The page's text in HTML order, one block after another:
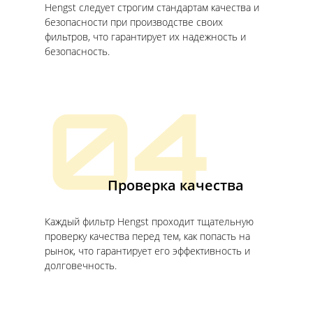
Hengst следует строгим стандартам качества и
безопасности при производстве своих
фильтров, что гарантирует их надежность и
безопасность.
04
Проверка качества
Каждый фильтр Hengst проходит тщательную
проверку качества перед тем, как попасть на
рынок, что гарантирует его эффективность и
долговечность.